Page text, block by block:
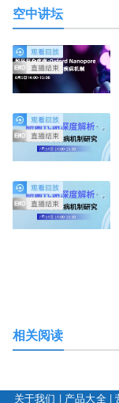
空中讲坛
相关阅读
关于我们 | 产品大全|